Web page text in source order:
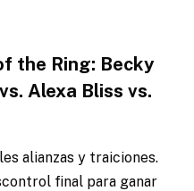
the Ring: Becky
Alexa Bliss vs.
alianzas y traiciones.
final para ganar